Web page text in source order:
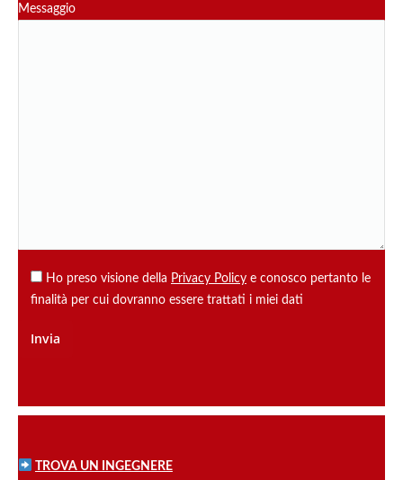
Messaggio
Ho preso visione della Privacy Policy e conosco pertanto le
finalità per cui dovranno essere trattati i miei dati
TROVA UN INGEGNERE